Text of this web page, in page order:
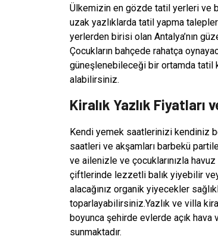
Ülkemizin en gözde tatil yerleri ve
uzak yazlıklarda tatil yapma
yerlerden birisi olan Antalya’nın
Çocukların bahçede rahatça
güneşlenebileceği bir ortamda
alabilirsiniz.
Kiralık Yazlık Fiyatları
Kendi yemek saatlerinizi kendiniz
saatleri ve akşamları barbekü
ve ailenizle ve çocuklarınızla
çiftlerinde lezzetli balık yiyebilir
alacağınız organik yiyecekler
toparlayabilirsiniz.Yazlık ve villa
boyunca şehirde evlerde açık
sunmaktadır.